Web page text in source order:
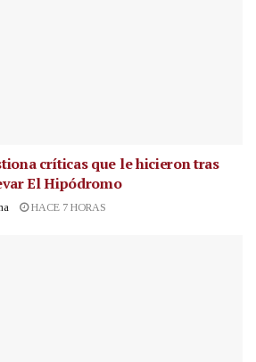
críticas que le hicieron tras
El Hipódromo
HACE 7 HORAS